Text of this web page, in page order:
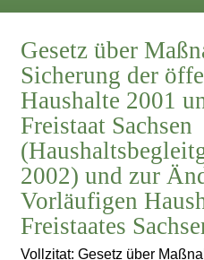
Gesetz über
Sicherung der
Haushalte 2001
Freistaat Sachsen
2002) und zur
Vorläufigen
Freistaates
Vollzitat: Gesetz über